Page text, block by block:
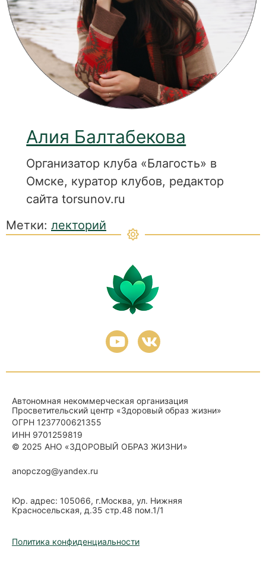
Алия Балтабекова
Организатор клуба «Благость» в
Омске, куратор клубов, редактор
сайта torsunov.ru
Метки: лекторий
Автономная некоммерческая организация
Просветительский центр «Здоровый образ жизни»
ОГРН 1237700621355
ИНН 9701259819
© 2025 АНО «ЗДОРОВЫЙ ОБРАЗ ЖИЗНИ»
anopczog@yandex.ru
Юр. адрес: 105066, г.Москва, ул. Нижняя
Красносельская, д.35 стр.48 пом.1/1
Политика конфиденциальности